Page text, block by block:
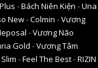
-Bách Niên Kiện -Una
New-Colmin -Vương
-Vương Não
Gold -Vương Tâm
-Feel The Best-RIZIN